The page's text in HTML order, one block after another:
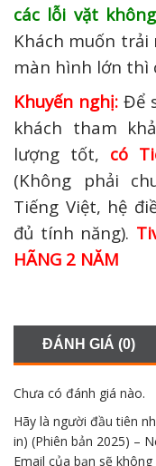
các lỗi vặt
Khách muốn trải
màn hình lớn thì
Khuyến nghị: Để
khách tham
lượng tốt, có
(Không phải
Tiếng Việt, hệ
đủ tính năng).
HÃNG 2 NĂM
ĐÁNH GIÁ (0)
Chưa có đánh giá nào.
Hãy là người đầu tiên
in) (Phiên bản 2025) –
Email của bạn sẽ